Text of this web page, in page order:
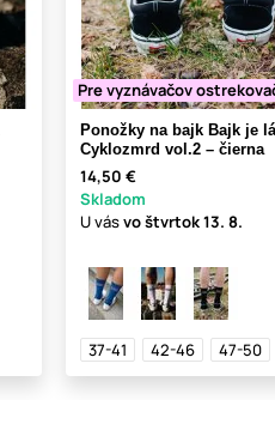
Pre vyznávačov
Ponožky na bajk Bajk je
Cyklozmrd vol.2 – čierna
14,50 €
Skladom
U vásvo štvrtok13. 8.
37-41 42-46 47-50